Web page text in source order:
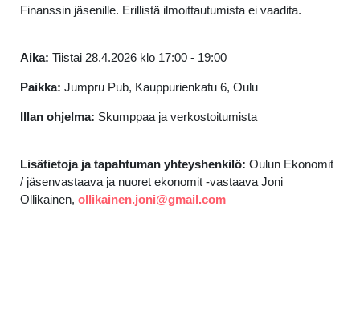
Finanssin jäsenille. Erillistä ilmoittautumista ei vaadita.
Aika: Tiistai 28.4.2026 klo 17:00 - 19:00
Paikka: Jumpru Pub, Kauppurienkatu 6, Oulu
Illan ohjelma: Skumppaa ja verkostoitumista
Lisätietoja ja tapahtuman yhteyshenkilö: Oulun Ekonomit
/ jäsenvastaava ja nuoret ekonomit -vastaava Joni
Ollikainen, ollikainen.joni@gmail.com